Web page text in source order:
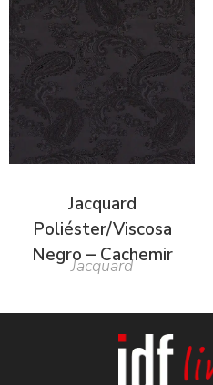
Jacquard
Poliéster/Viscosa
Negro – Cachemir
Jacquard